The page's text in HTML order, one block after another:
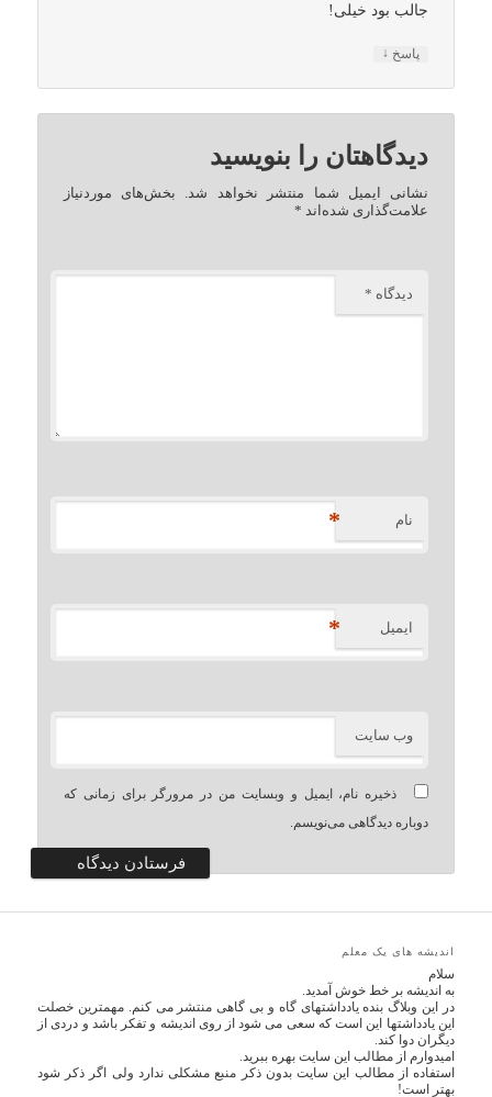
جالب بود خیلی!
پاسخ ↓
دیدگاهتان را بنویسید
نشانی ایمیل شما منتشر نخواهد شد.
بخش‌های موردنیاز
علامت‌گذاری شده‌اند *
دیدگاه *
نام *
ایمیل *
وب‌ سایت
ذخیره نام، ایمیل و وبسایت من در مرورگر برای زمانی که
دوباره دیدگاهی می‌نویسم.
اندیشه های یک معلم
سلام
به اندیشه بر خط خوش آمدید.
در این وبلاگ بنده یادداشتهای گاه و بی گاهی منتشر می کنم. مهمترین خصلت
این یادداشتها این است که سعی می شود از روی اندیشه و تفکر باشد و دردی از
دیگران دوا کند.
امیدوارم از مطالب این سایت بهره ببرید.
استفاده از مطالب این سایت بدون ذکر منبع مشکلی ندارد ولی اگر ذکر شود
بهتر است!